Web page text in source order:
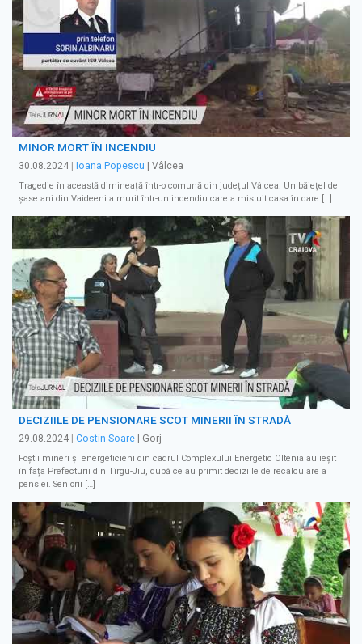
MINOR MORT ÎN INCENDIU
30.08.2024 Ioana Popescu | Vâlcea
Tragedie în această dimineață într-o comună din județul Vâlcea. Un băiețel de
șase ani din Vaideeni a murit într-un incendiu care a mistuit casa în care […]
DECIZIILE DE PENSIONARE SCOT MINERII ÎN STRADĂ
29.08.2024 Costin Soare | Gorj
Foștii mineri și energeticieni din cadrul Complexului Energetic Oltenia au ieșit
în fața Prefecturii din Tîrgu-Jiu, după ce au primit deciziile de recalculare a
pensiei. Seniorii […]